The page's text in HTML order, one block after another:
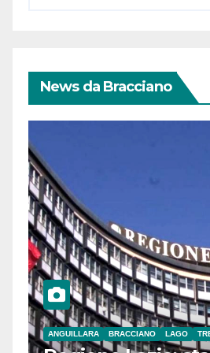
News da Bracciano
ANGUILLARA BRACCIANO LAGO